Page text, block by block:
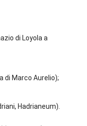
di Loyola a
di Marco Aurelio);
Hadrianeum).